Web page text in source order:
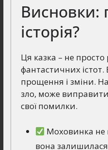
Висновки:
історія?
Ця казка – не
фантастичних
прощення і зміни.
зло, може
свої помилки.
Моховинка не
вона